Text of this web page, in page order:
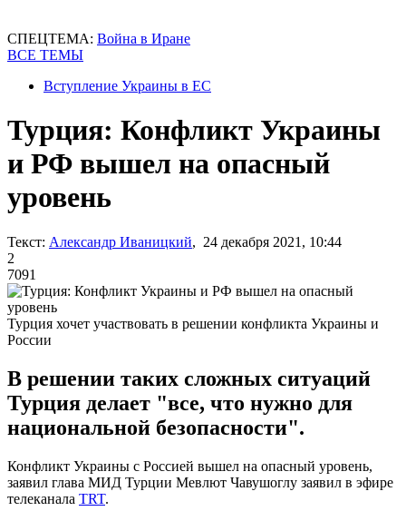
СПЕЦТЕМА: Война в Иране
ВСЕ ТЕМЫ
Вступление Украины в ЕС
Турция: Конфликт Украины
и РФ вышел на опасный
уровень
Текст: Александр Иваницкий, 24 декабря 2021, 10:44
2
7091
Турция хочет участвовать в решении конфликта Украины и
России
В решении таких сложных ситуаций
Турция делает "все, что нужно для
национальной безопасности".
Конфликт Украины с Россией вышел на опасный уровень,
заявил глава МИД Турции Мевлют Чавушоглу заявил в эфире
телеканала TRT.